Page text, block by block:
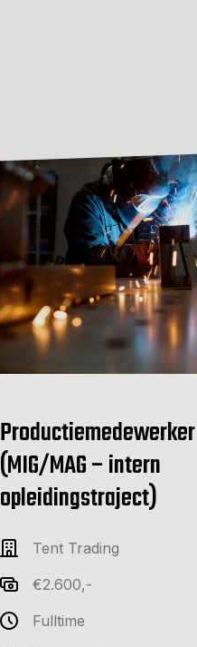
Productiemedewerker
(MIG/MAG – intern
opleidingstraject)
Tent Trading
€2.600,-
Fulltime